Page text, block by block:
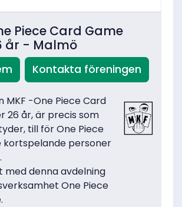
Piece Card Game
år - Malmö
Kontakta föreningen
MKF -One Piece Card
26 år, är precis som
till för One Piece
kortspelande personer
med denna avdelning
One Piece